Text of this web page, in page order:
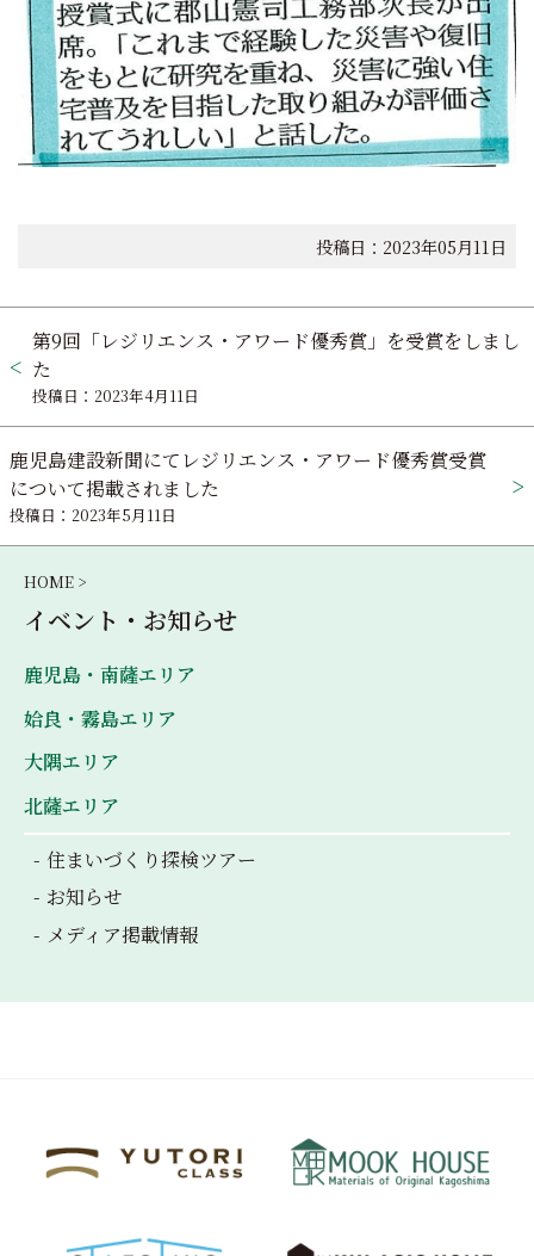
投稿日：2023年05月11日
投
稿
ナ
ビ
ゲ
ー
シ
ョ
ン
第9回「レジリエンス・アワード優秀賞」を受賞をしまし
た
投稿日：2023年4月11日
鹿児島建設新聞にてレジリエンス・アワード優秀賞受賞
について掲載されました
投稿日：2023年5月11日
HOME >
イベント・お知らせ
鹿児島・南薩エリア
姶良・霧島エリア
大隅エリア
北薩エリア
住まいづくり探検ツアー
お知らせ
メディア掲載情報